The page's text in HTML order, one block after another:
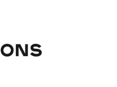
ligne destinée à l’ensemble